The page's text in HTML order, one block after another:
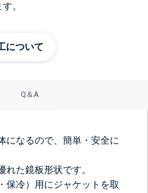
。
について
Q＆A
になるので、簡単・安全に
た鏡板形状です。
保冷）用にジャケットを取